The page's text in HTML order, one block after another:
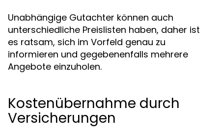
Unabhängige Gutachter können auch
unterschiedliche Preislisten haben, daher ist
es ratsam, sich im Vorfeld genau zu
informieren und gegebenenfalls mehrere
Angebote einzuholen.
Kostenübernahme durch
Versicherungen